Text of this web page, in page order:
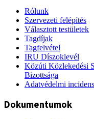
Rólunk
Szervezeti felépítés
Választott testületek
Tagdíjak
Tagfelvétel
IRU Díszoklevél
Közúti Közlekedési
Bizottsága
Adatvédelmi incidens
Dokumentumok